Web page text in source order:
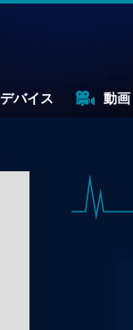
デバイス 動画